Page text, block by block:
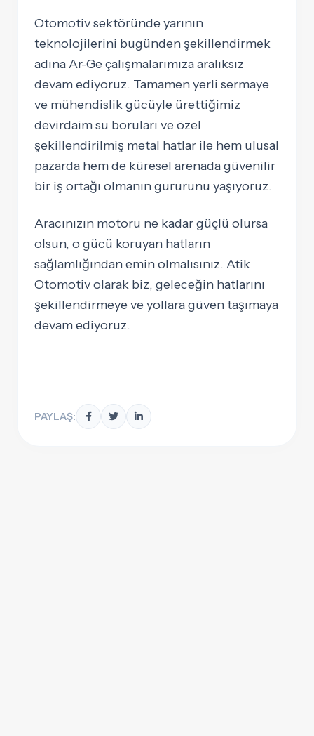
Otomotiv sektöründe yarının
teknolojilerini bugünden şekillendirmek
adına Ar-Ge çalışmalarımıza aralıksız
devam ediyoruz. Tamamen yerli sermaye
ve mühendislik gücüyle ürettiğimiz
devirdaim su boruları ve özel
şekillendirilmiş metal hatlar ile hem ulusal
pazarda hem de küresel arenada güvenilir
bir iş ortağı olmanın gururunu yaşıyoruz.
Aracınızın motoru ne kadar güçlü olursa
olsun, o gücü koruyan hatların
sağlamlığından emin olmalısınız. Atik
Otomotiv olarak biz, geleceğin hatlarını
şekillendirmeye ve yollara güven taşımaya
devam ediyoruz.
PAYLAŞ: